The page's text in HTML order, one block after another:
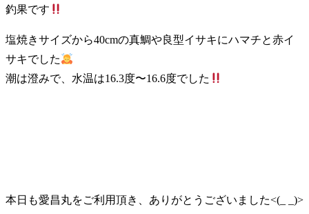
釣果です
塩焼きサイズから40cmの真鯛や良型イサキにハマチと赤イ
サキでした
潮は澄みで、水温は16.3度〜16.6度でした
本日も愛昌丸をご利用頂き、ありがとうございました<(_ _)>